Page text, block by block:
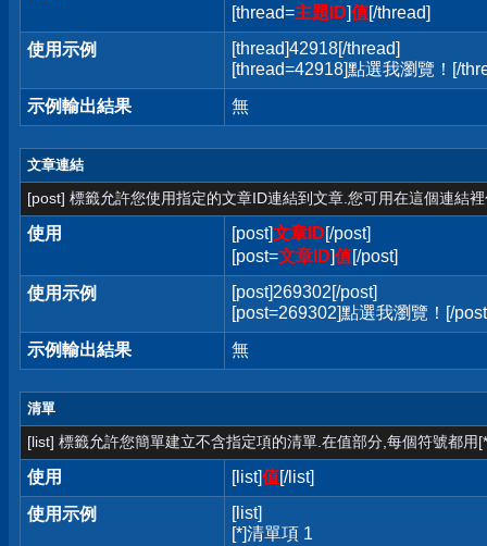
[thread=主題ID]值[/thread]
使用示例
[thread]42918[/thread]
[thread=42918]點選我瀏覽！[/
示例輸出結果
無
文章連結
[post] 標籤允許您使用指定的文章ID連結到文章.您可用在這個連結
使用 [post]文章ID[/post]
[post=文章ID]值[/post]
使用示例
[post]269302[/post]
[post=269302]點選我瀏覽！[/
示例輸出結果
無
清單
[list] 標籤允許您簡單建立不含指定項的清單.在值部分,每個符號都用
使用 [list]值[/list]
使用示例
[list]
[*]清單項 1